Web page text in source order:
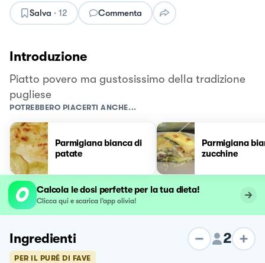
Salva · 12 Commenta
Introduzione
Piatto povero ma gustosissimo della tradizione
pugliese
POTREBBERO PIACERTI ANCHE...
Parmigiana bianca di
patate
Parmigiana
zucchine
Calcola le dosi perfette per la tua dieta!
Clicca qui e scarica l’app olivia!
Ingredienti 2
PER IL PURÉ DI FAVE